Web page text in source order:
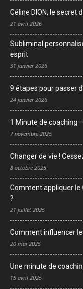
Céline DION, le secret
21 avril 2026
Subliminal
esprit
31 janvier 2026
9 étapes pour passer
24 janvier 2026
1 Minute de coaching
7 novembre 2025
Changer de vie !
8 octobre 2025
Comment appliquer le
?
21 juillet 2025
Comment influencer
20 mai 2025
Une minute de
15 avril 2025